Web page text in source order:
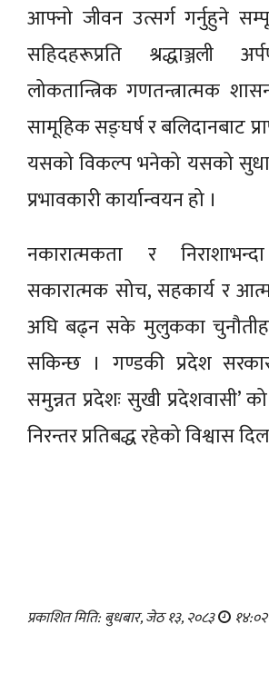
आफ्नो जीवन उत्सर्ग गर्नुहुने
सहिदहरूप्रति श्रद्धाञ्जली
लोकतान्त्रिक गणतन्त्रात्मक
सामूहिक सङ्घर्ष र बलिदानबाट
यसको विकल्प भनेको यसको
प्रभावकारी कार्यान्वयन हो ।
नकारात्मकता र
सकारात्मक सोच, सहकार्य र
अघि बढ्न सके मुलुकका
सकिन्छ । गण्डकी प्रदेश
समुन्नत प्रदेशः सुखी प्रदेशवासी’
निरन्तर प्रतिबद्ध रहेको विश्वास
प्रकाशित मिति: बुधबार, जेठ १३, २०८३ १४:०२